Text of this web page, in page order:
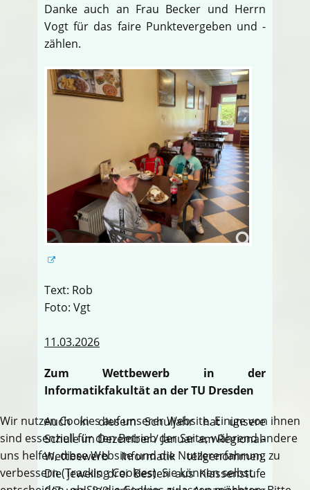
Danke auch an Frau Becker und Herrn
Vogt für das faire Punktevergeben und -
zählen.
Text: Rob
Foto: Vgt
11.03.2026
Zum Wettbewerb in der
Informatikfakultät an der TU Dresden
Auch in diesem Schuljahr hat unsere
Schule im Dezember / Januar am Regional-
Wettbewerb Informatik teilgenommen.
Die jeweils drei Besten aus Klassenstufe
Wir nutzen Cookies auf unserer Website. Einige von ihnen
sind essenziell für den Betrieb der Seite, während andere
uns helfen, diese Website und die Nutzererfahrung zu
verbessern (Tracking Cookies). Sie können selbst